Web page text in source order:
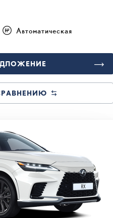
Автоматическая